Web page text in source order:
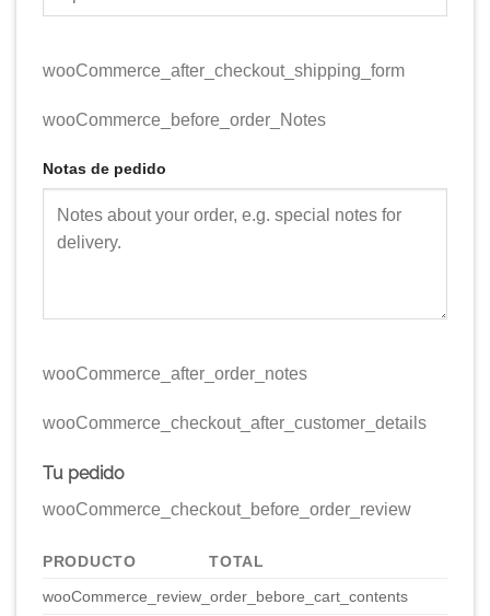
wooCommerce_after_checkout_shipping_form
wooCommerce_before_order_Notes
Notas de pedido
wooCommerce_after_order_notes
wooCommerce_checkout_after_customer_details
Tu pedido
wooCommerce_checkout_before_order_review
PRODUCTO
TOTAL
wooCommerce_review_order_bebore_cart_contents